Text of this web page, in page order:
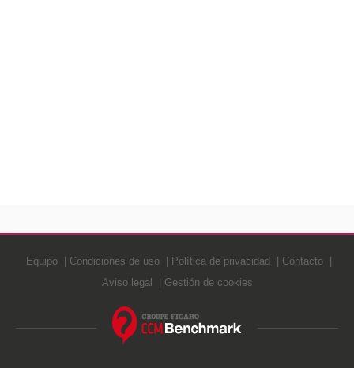
Equipo Condiciones de uso Política de privacidad
Contacto
Aviso legal
Gestión de cookies